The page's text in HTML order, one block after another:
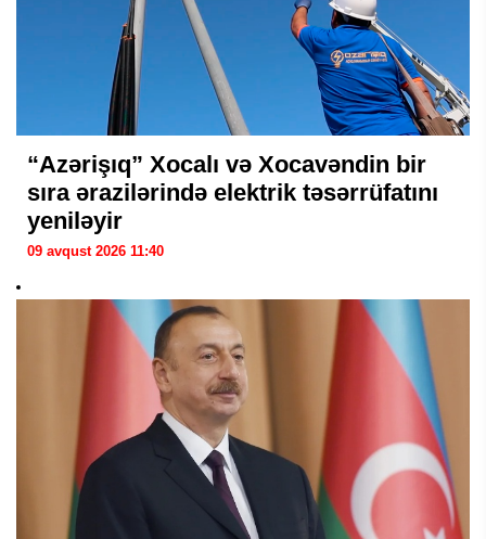
“Azərişıq” Xocalı və Xocavəndin bir
sıra ərazilərində elektrik təsərrüfatını
yeniləyir
09 avqust 2026 11:40